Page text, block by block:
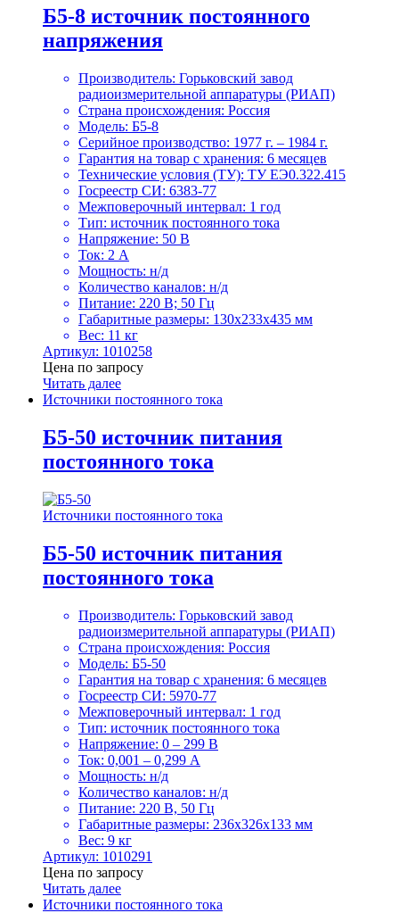
Б5-8 источник постоянного
напряжения
Производитель: Горьковский завод
радиоизмерительной аппаратуры (РИАП)
Страна происхождения: Россия
Модель: Б5-8
Серийное производство: 1977 г. – 1984 г.
Гарантия на товар с хранения: 6 месяцев
Технические условия (ТУ): ТУ ЕЭ0.322.415
Госреестр СИ: 6383-77
Межповерочный интервал: 1 год
Тип: источник постоянного тока
Напряжение: 50 В
Ток: 2 А
Мощность: н/д
Количество каналов: н/д
Питание: 220 В; 50 Гц
Габаритные размеры: 130x233x435 мм
Вес: 11 кг
Артикул: 1010258
Цена по запросу
Читать далее
Источники постоянного тока
Б5-50 источник питания
постоянного тока
Источники постоянного тока
Б5-50 источник питания
постоянного тока
Производитель: Горьковский завод
радиоизмерительной аппаратуры (РИАП)
Страна происхождения: Россия
Модель: Б5-50
Гарантия на товар с хранения: 6 месяцев
Госреестр СИ: 5970-77
Межповерочный интервал: 1 год
Тип: источник постоянного тока
Напряжение: 0 – 299 В
Ток: 0,001 – 0,299 А
Мощность: н/д
Количество каналов: н/д
Питание: 220 В, 50 Гц
Габаритные размеры: 236х326х133 мм
Вес: 9 кг
Артикул: 1010291
Цена по запросу
Читать далее
Источники постоянного тока